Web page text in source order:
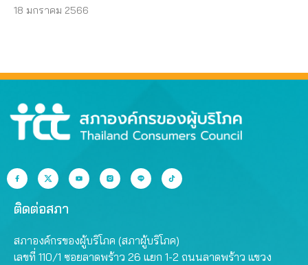
18 มกราคม 2566
ติดต่อสภา
สภาองค์กรของผู้บริโภค (สภาผู้บริโภค)
เลขที่ 110/1 ซอยลาดพร้าว 26 แยก 1-2 ถนนลาดพร้าว แขวง